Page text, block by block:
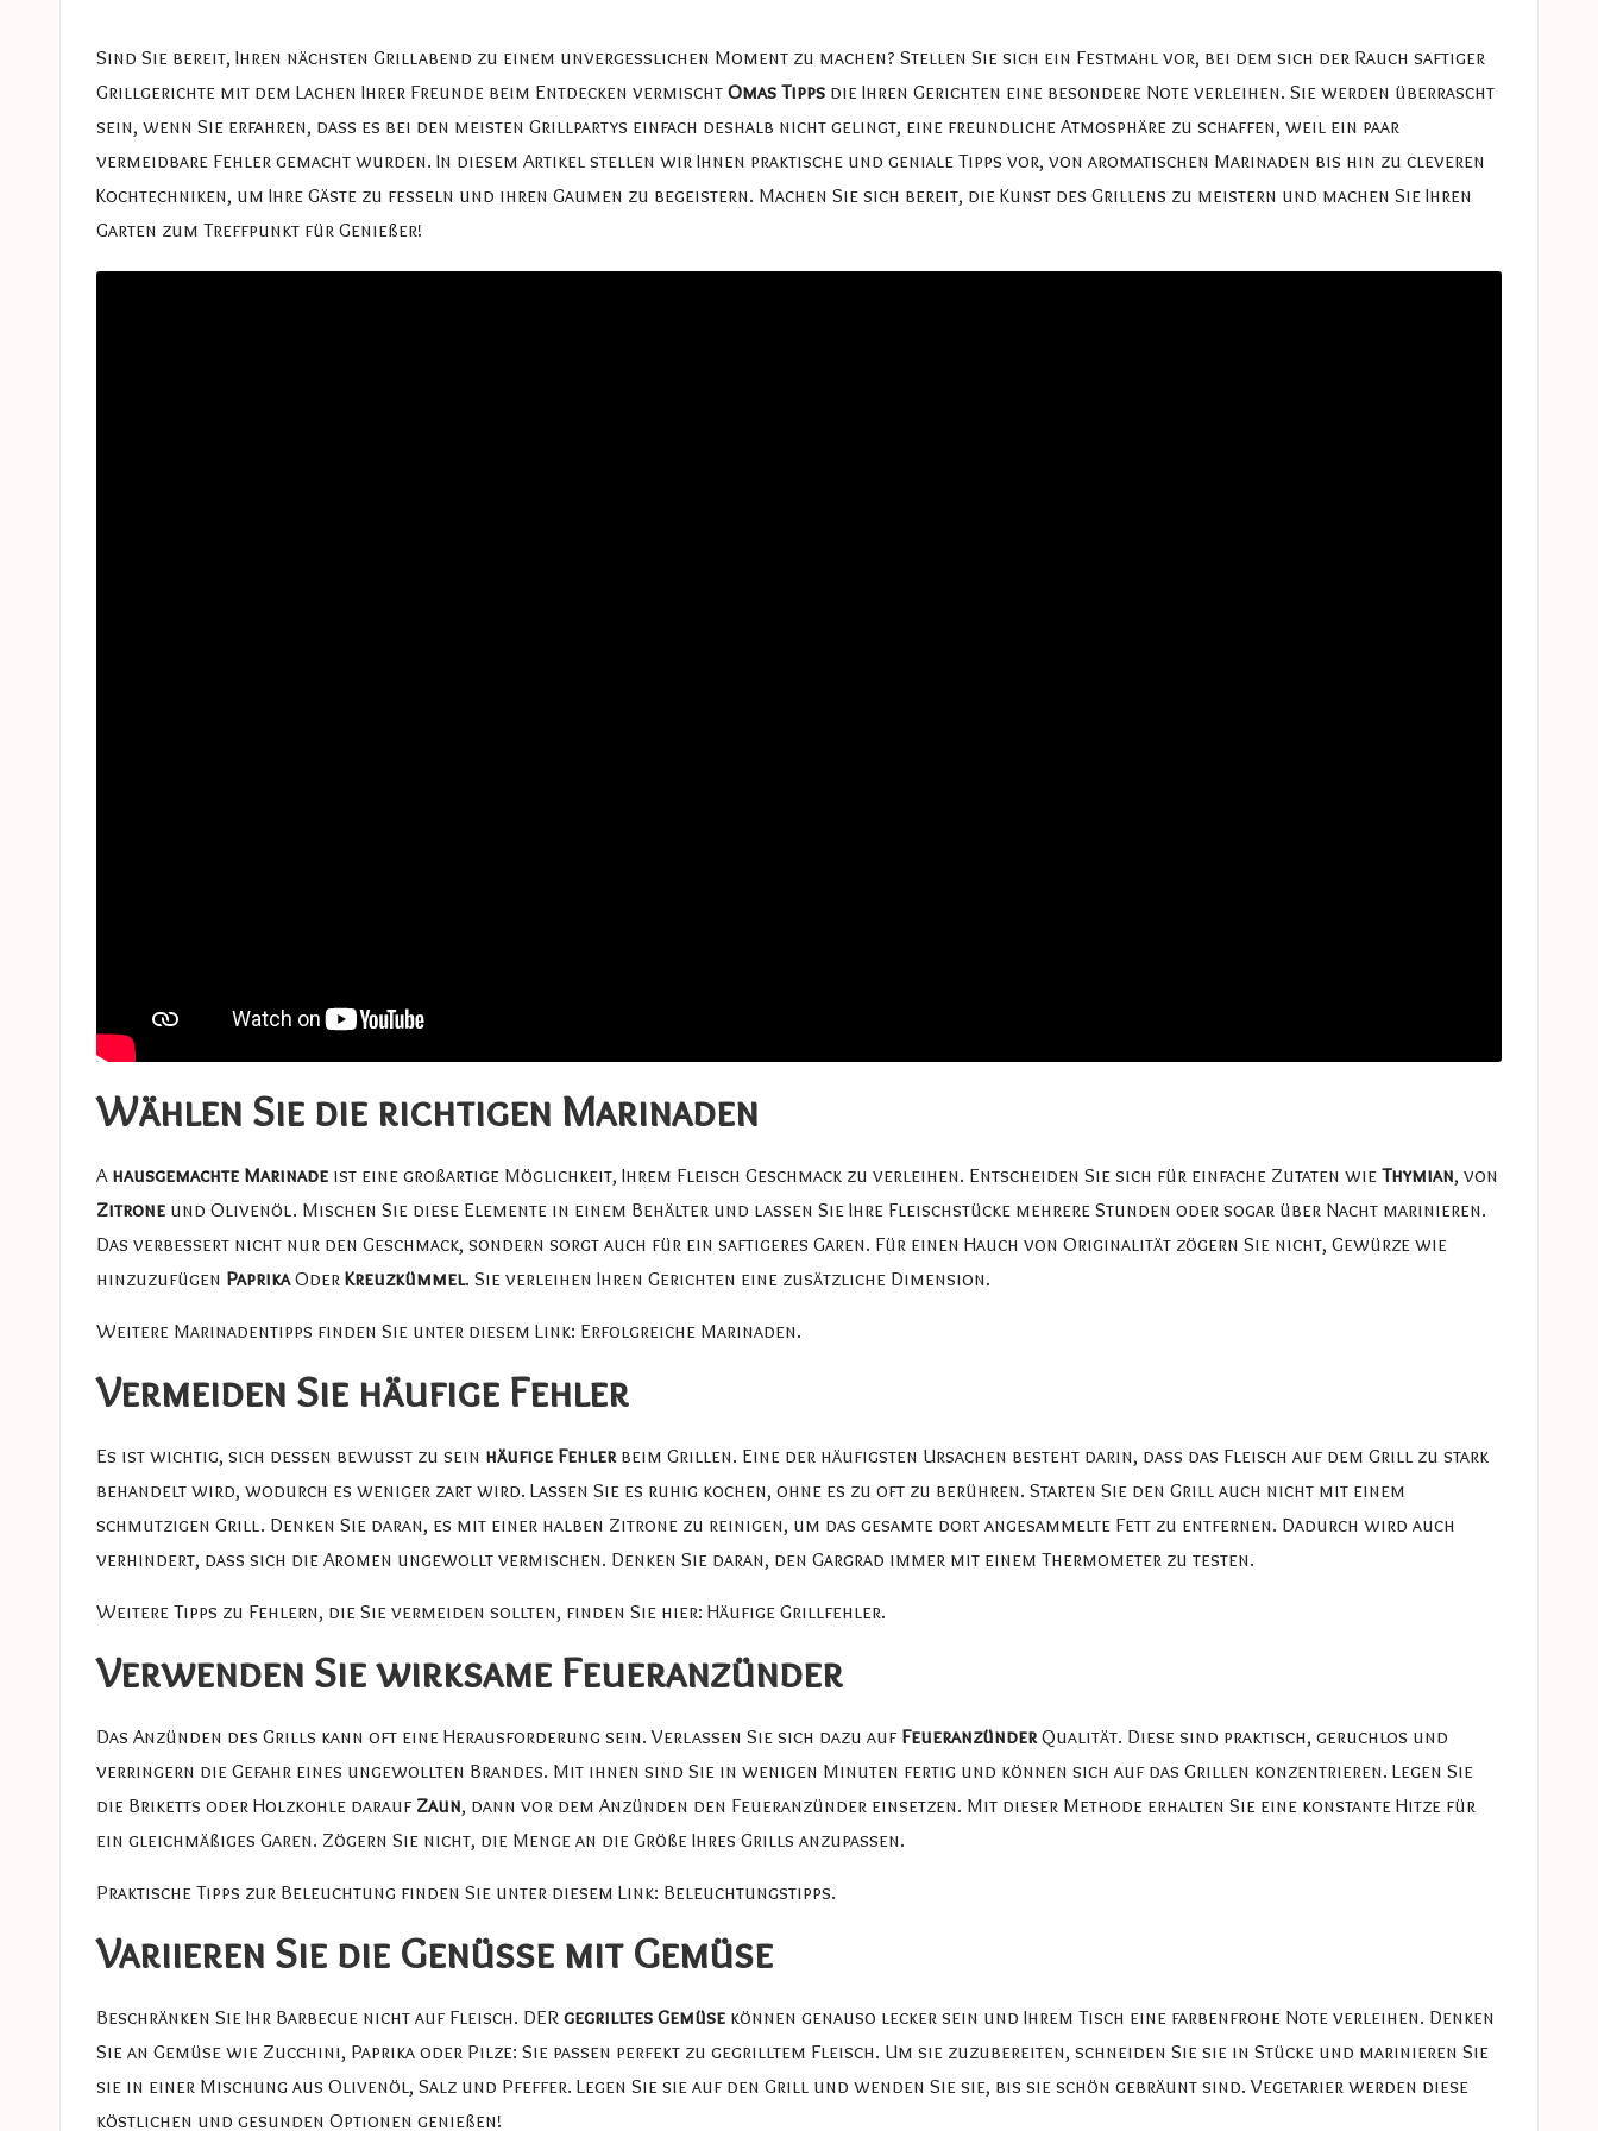
s
a
s
t
u
Sind Sie bereit, Ihren nächsten Grillabend zu einem unvergesslichen Moment zu machen? Stellen Sie sich ein Festmahl vor, bei dem sich der Rauch saftiger
Grillgerichte mit dem Lachen Ihrer Freunde beim Entdecken vermischt Omas Tipps die Ihren Gerichten eine besondere Note verleihen. Sie werden überrascht
sein, wenn Sie erfahren, dass es bei den meisten Grillpartys einfach deshalb nicht gelingt, eine freundliche Atmosphäre zu schaffen, weil ein paar
vermeidbare Fehler gemacht wurden. In diesem Artikel stellen wir Ihnen praktische und geniale Tipps vor, von aromatischen Marinaden bis hin zu cleveren
Kochtechniken, um Ihre Gäste zu fesseln und ihren Gaumen zu begeistern. Machen Sie sich bereit, die Kunst des Grillens zu meistern und machen Sie Ihren
Garten zum Treffpunkt für Genießer!
Wählen Sie die richtigen Marinaden
A hausgemachte Marinade ist eine großartige Möglichkeit, Ihrem Fleisch Geschmack zu verleihen. Entscheiden Sie sich für einfache Zutaten wie Thymian, von
Zitrone und Olivenöl. Mischen Sie diese Elemente in einem Behälter und lassen Sie Ihre Fleischstücke mehrere Stunden oder sogar über Nacht marinieren.
Das verbessert nicht nur den Geschmack, sondern sorgt auch für ein saftigeres Garen. Für einen Hauch von Originalität zögern Sie nicht, Gewürze wie
hinzuzufügen PaprikaOder Kreuzkümmel. Sie verleihen Ihren Gerichten eine zusätzliche Dimension.
Weitere Marinadentipps finden Sie unter diesem Link: Erfolgreiche Marinaden.
Vermeiden Sie häufige Fehler
Es ist wichtig, sich dessen bewusst zu sein häufige Fehlerbeim Grillen. Eine der häufigsten Ursachen besteht darin, dass das Fleisch auf dem Grill zu stark
behandelt wird, wodurch es weniger zart wird. Lassen Sie es ruhig kochen, ohne es zu oft zu berühren. Starten Sie den Grill auch nicht mit einem
schmutzigen Grill. Denken Sie daran, es mit einer halben Zitrone zu reinigen, um das gesamte dort angesammelte Fett zu entfernen. Dadurch wird auch
verhindert, dass sich die Aromen ungewollt vermischen. Denken Sie daran, den Gargrad immer mit einem Thermometer zu testen.
Weitere Tipps zu Fehlern, die Sie vermeiden sollten, finden Sie hier: Häufige Grillfehler.
Verwenden Sie wirksame Feueranzünder
Das Anzünden des Grills kann oft eine Herausforderung sein. Verlassen Sie sich dazu auf FeueranzünderQualität. Diese sind praktisch, geruchlos und
verringern die Gefahr eines ungewollten Brandes. Mit ihnen sind Sie in wenigen Minuten fertig und können sich auf das Grillen konzentrieren. Legen Sie
die Briketts oder Holzkohle darauf Zaun, dann vor dem Anzünden den Feueranzünder einsetzen. Mit dieser Methode erhalten Sie eine konstante Hitze für
ein gleichmäßiges Garen. Zögern Sie nicht, die Menge an die Größe Ihres Grills anzupassen.
Praktische Tipps zur Beleuchtung finden Sie unter diesem Link: Beleuchtungstipps.
Variieren Sie die Genüsse mit Gemüse
Beschränken Sie Ihr Barbecue nicht auf Fleisch. DER gegrilltes Gemüse können genauso lecker sein und Ihrem Tisch eine farbenfrohe Note verleihen. Denken
Sie an Gemüse wie Zucchini, Paprika oder Pilze: Sie passen perfekt zu gegrilltem Fleisch. Um sie zuzubereiten, schneiden Sie sie in Stücke und marinieren Sie
sie in einer Mischung aus Olivenöl, Salz und Pfeffer. Legen Sie sie auf den Grill und wenden Sie sie, bis sie schön gebräunt sind. Vegetarier werden diese
köstlichen und gesunden Optionen genießen!